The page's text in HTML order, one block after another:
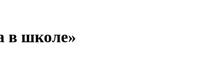
в школе»